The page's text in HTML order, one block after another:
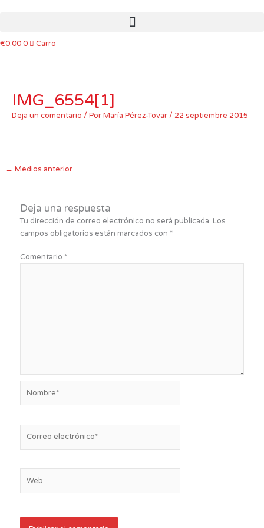
€0.000 Carro
IMG_6554[1]
Deja un comentario / PorMaría Pérez-Tovar/ 22 septiembre 2015
← Medios anterior
Deja una respuesta
Tu dirección de correo electrónico no será publicada. Los
campos obligatorios están marcados con *
Comentario *